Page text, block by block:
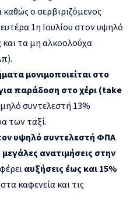
ο σερβιριζόμενος
1η Ιουλίου στον υψηλό
τα μη αλκοολούχα
μονιμοποιείται στο
παράδοση στο χέρι (take
συντελεστή 13%
των ταξί.
υψηλό συντελεστή ΦΠΑ
μεγάλες ανατιμήσεις στην
αυξήσεις έως και 15%
καφενεία και τις